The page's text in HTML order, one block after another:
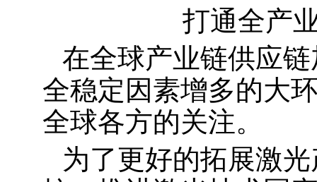
打通全产
在全球产业链供应
全稳定因素增多的大
全球各方的关注。
为了更好的拓展激